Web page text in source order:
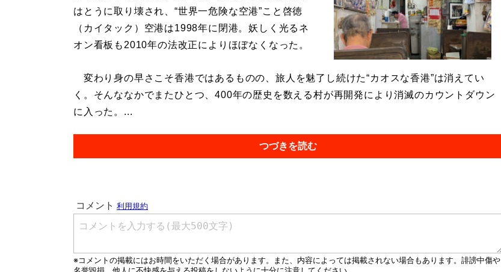
はとうに取り壊され、“世界一危険な空港”こと啓徳
（カイタック）空港は1998年に閉港。妖しく光るネ
オン看板も2010年の法改正によりほぼなくなった。
変わり身の早さこそ香港ではあるものの、旅人を魅了し続けた“カオスな香港”は消えてい
く。そんななかでまたひとつ、400年の歴史を数える村が再開発により消滅のカウントダウン
に入った。...
つづきを読む